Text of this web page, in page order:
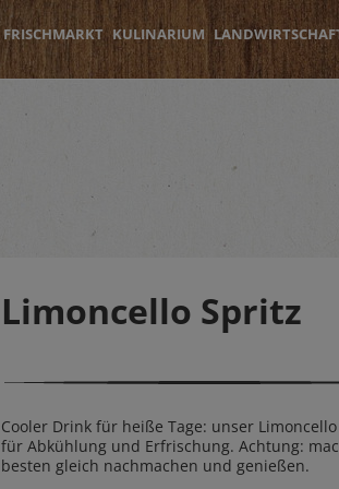
FRISCHMARKT KULINARIUM
Limoncello Spritz
Cooler Drink für heiße Tage: unser
für Abkühlung und Erfrischung. Achtung:
besten gleich nachmachen und genießen.